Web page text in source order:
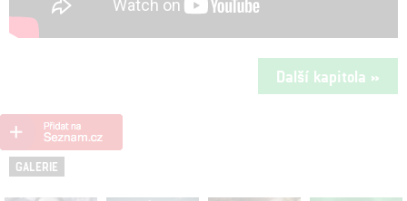
Další kapitola »
GALERIE